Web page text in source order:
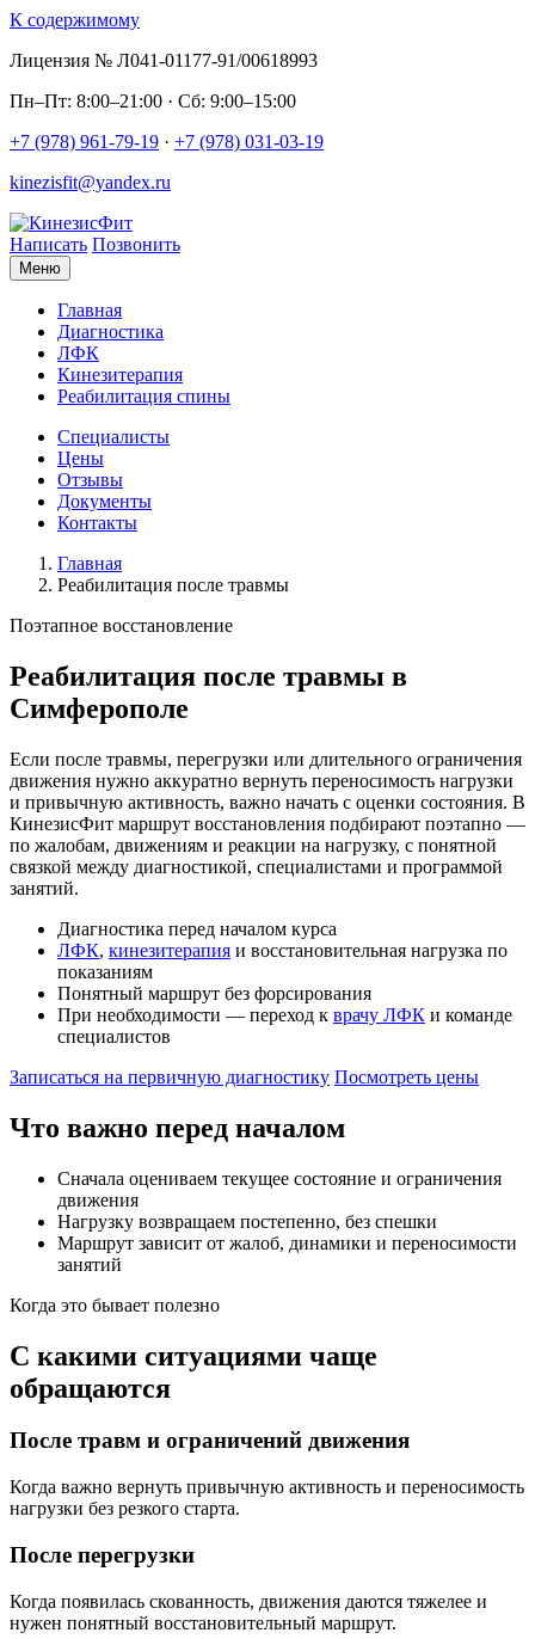
К содержимому
Лицензия № Л041-01177-91/00618993
Пн–Пт: 8:00–21:00 · Сб: 9:00–15:00
+7 (978) 961-79-19 · +7 (978) 031-03-19
kinezisfit@yandex.ru
Написать Позвонить
Меню
Главная
Диагностика
ЛФК
Кинезитерапия
Реабилитация спины
Специалисты
Цены
Отзывы
Документы
Контакты
Главная
Реабилитация после травмы
Поэтапное восстановление
Реабилитация после травмы в
Симферополе
Если после травмы, перегрузки или длительного ограничения
движения нужно аккуратно вернуть переносимость нагрузки
и привычную активность, важно начать с оценки состояния. В
КинезисФит маршрут восстановления подбирают поэтапно —
по жалобам, движениям и реакции на нагрузку, с понятной
связкой между диагностикой, специалистами и программой
занятий.
Диагностика перед началом курса
ЛФК, кинезитерапия и восстановительная нагрузка по
показаниям
Понятный маршрут без форсирования
При необходимости — переход к врачу ЛФК и команде
специалистов
Записаться на первичную диагностику Посмотреть цены
Что важно перед началом
Сначала оцениваем текущее состояние и ограничения
движения
Нагрузку возвращаем постепенно, без спешки
Маршрут зависит от жалоб, динамики и переносимости
занятий
Когда это бывает полезно
С какими ситуациями чаще
обращаются
После травм и ограничений движения
Когда важно вернуть привычную активность и переносимость
нагрузки без резкого старта.
После перегрузки
Когда появилась скованность, движения даются тяжелее и
нужен понятный восстановительный маршрут.